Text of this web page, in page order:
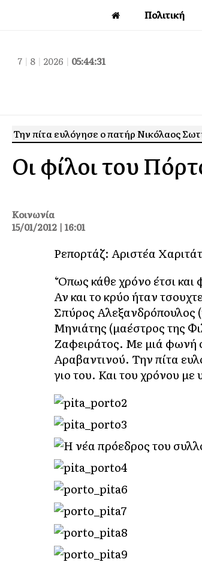
Πολιτική
7 | 8 | 2026 | 05:44:32
Την πίτα ευλόγησε ο πατήρ Νικόλαος
Οι φίλοι του
Κοινωνία
15/01/2012 | 16:01
Ρεπορτάζ: Αριστέα
‘Όπως κάθε χρόνο έτσι
Αν και το κρύο ήταν
Σπύρος Αλεξανδρόπουλος
Μηνιάτης (μαέστρος της
Ζαφειράτος. Με μιά φωνή
Αραβαντινού. Την πίτα
γιο του. Και του χρόνου με